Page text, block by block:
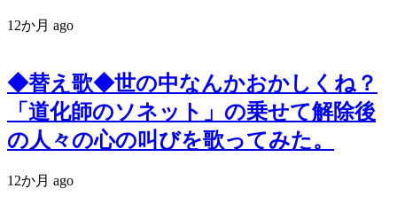
12か月 ago
◆替え歌◆世の中なんかおかしくね？
「道化師のソネット」の乗せて解除後
の人々の心の叫びを歌ってみた。
12か月 ago